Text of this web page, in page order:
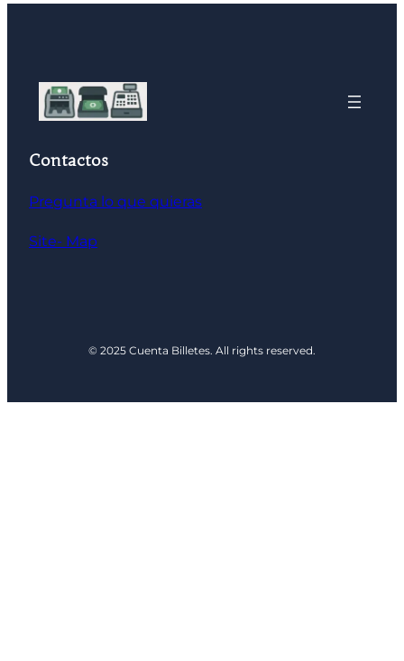
Contactos
Pregunta lo que quieras
Site- Map
© 2025 Cuenta Billetes. All rights reserved.